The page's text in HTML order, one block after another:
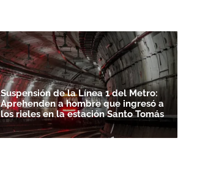
Suspensión de la Línea 1 del Metro:
Aprehenden a hombre que ingresó a
los rieles en la estación Santo Tomás